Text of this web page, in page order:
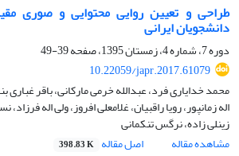
طراحی و تعیین روایی محتوایی و صوری
دانشجویان ایرانی
دوره 7، شماره 4، زمستان 1395، صفحه
39-49
10.22059/japr.2017.61079
محمد خدایاری فرد، عبدالله خرمی مارکانی، باقر غباری
اله زمانپور، رویا راقبیان، غلامعلی افروز، ولی اله
زینلی زاده، نرگس تنکمانی
مشاهده مقاله
اصل مقاله 398.83 K